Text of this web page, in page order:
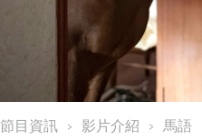
節目資訊 影片介紹 馬語